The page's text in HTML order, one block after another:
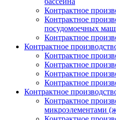
Контрактное
Контрактное
посудомоечных
Контрактное
Контрактное
Контрактное
Контрактное
Контрактное
Контрактное
Контрактное
Контрактное
микроэлементами